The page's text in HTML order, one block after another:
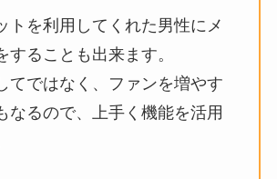
トを利用してくれた男性にメ
することも出来ます。
てではなく、ファンを増やす
なるので、上手く機能を活用